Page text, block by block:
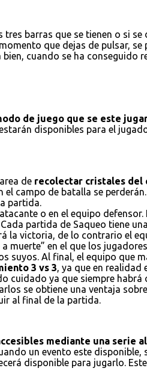
barras que se tienen o si
que dejas de pulsar,
cuando se ha conseguido
de juego que se este
disponibles para el
de recolectar cristales del
campo de batalla se
partida.
o en el equipo
partida de Saqueo tiene
la victoria, de lo contrario el
muerte” en el que los
Al final, el equipo que
3 vs 3, ya que en realidad
cuidado ya que siempre
se obtiene una ventaja
al final de la partida.
mediante una serie
un evento este
disponible para jugarlo.